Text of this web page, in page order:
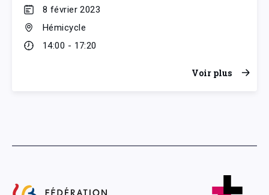
8 février 2023
Hémicycle
14:00 - 17:20
Voir plus